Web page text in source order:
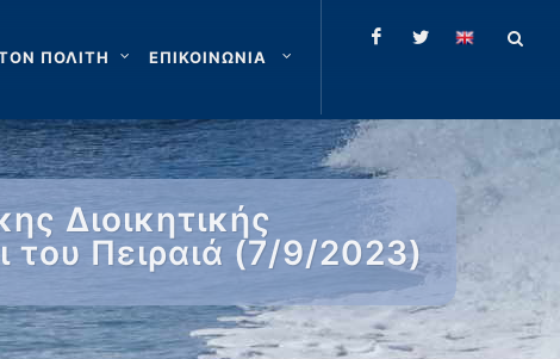
ΠΟΛΙΤΗ ΕΠΙΚΟΙΝΩΝΙΑ
Διοικητικής
του Πειραιά (7/9/2023)